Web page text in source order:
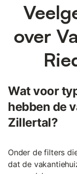
over
Wat voor
hebben de
Zillertal?
Onder de filters
dat de